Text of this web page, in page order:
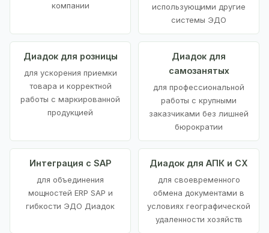
компании
использующими другие
системы ЭДО
Диадок для розницы
для ускорения приемки
товара и корректной
работы с маркированной
продукцией
Диадок для
самозанятых
для профессиональной
работы с крупными
заказчиками без лишней
бюрократии
Интеграция с SAP
для объединения
мощностей ERP SAP и
гибкости ЭДО Диадок
Диадок для АПК и СХ
для своевременного
обмена документами в
условиях географической
удаленности хозяйств